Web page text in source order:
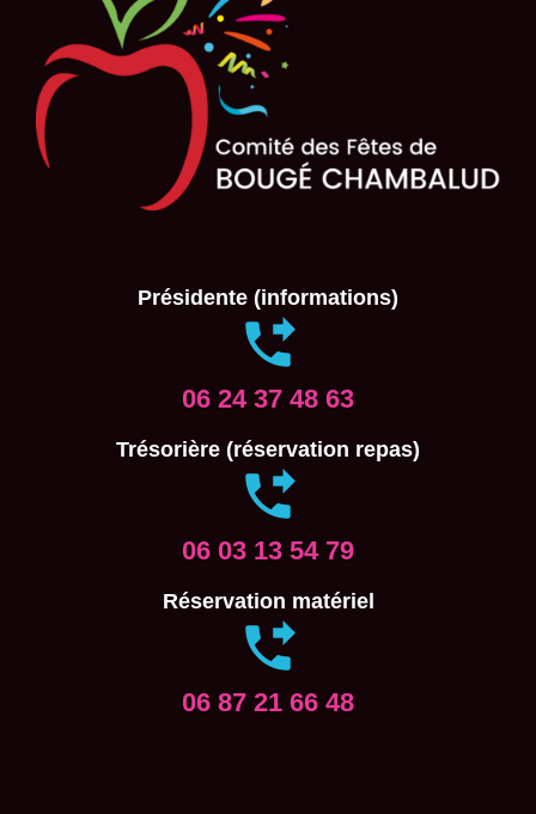
Présidente (informations)
06 24 37 48 63
Trésorière (réservation repas)
06 03 13 54 79
Réservation matériel
06 87 21 66 48